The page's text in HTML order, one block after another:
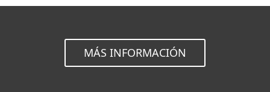
MÁS INFORMACIÓN